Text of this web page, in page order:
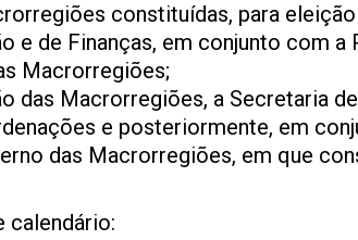
constituídas, para
e de Finanças, em conjunto com a
Macrorregiões;
das Macrorregiões, a Secretaria
e posteriormente, em
das Macrorregiões, em que
calendário: